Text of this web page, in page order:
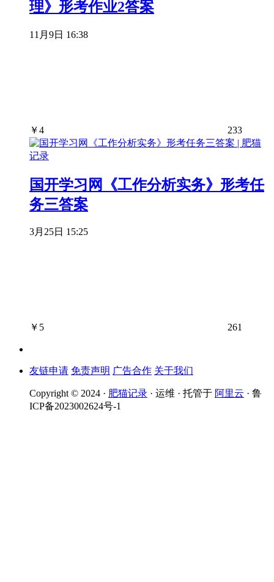
理》形考作业2答案
11月9日 16:38
￥4 233
国开学习网《工作分析实务》形考任
务三答案
3月25日 15:25
￥ 5 261
友链申请 免责声明 广告合作 关于我们
Copyright © 2024 · 肥猫记录 · 运维 · 托管于 阿里云 · 鲁
ICP备2023002624号-1